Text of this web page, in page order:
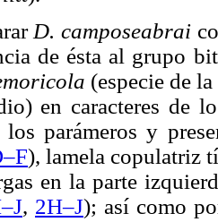
D. camposeabrai
de ésta al grupo
(especie de
en caracteres de
parámeros y
), lamela copulatriz
en la parte
, 2H–J); así como